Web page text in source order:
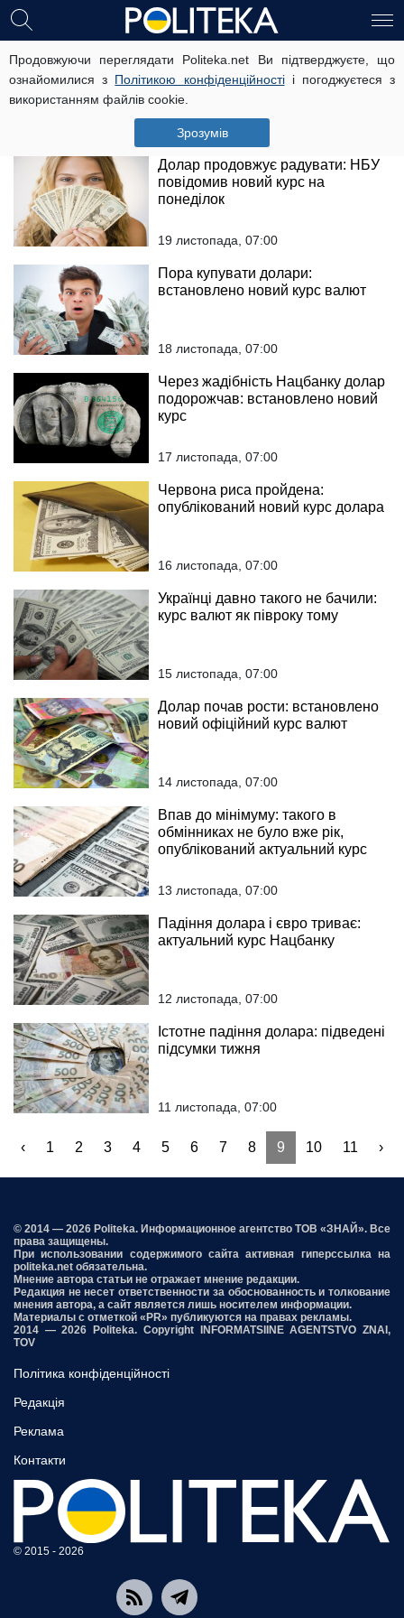
Продовжуючи переглядати Politeka.net Ви підтверджуєте, що
ознайомилися з Політикою конфіденційностіі погоджуєтеся з
використанням файлів cookie.
Зрозумів
Серйозне падіння долара:
встановлено новий курс
20 листопада, 07:00
Долар продовжує радувати: НБУ
повідомив новий курс на
понеділок
19 листопада, 07:00
Пора купувати долари:
встановлено новий курс валют
18 листопада, 07:00
Через жадібність Нацбанку долар
подорожчав: встановлено новий
курс
17 листопада, 07:00
Червона риса пройдена:
опублікований новий курс долара
16 листопада, 07:00
Українці давно такого не бачили:
курс валют як півроку тому
15 листопада, 07:00
Долар почав рости: встановлено
новий офіційний курс валют
14 листопада, 07:00
Впав до мінімуму: такого в
обмінниках не було вже рік,
опублікований актуальний курс
13 листопада, 07:00
Падіння долара і євро триває:
актуальний курс Нацбанку
12 листопада, 07:00
Істотне падіння долара: підведені
підсумки тижня
11 листопада, 07:00
‹ 1 2 3 4 5 6 7 8 9 10 11 ›
© 2014 — 2026 Politeka. Информационное агентство ТОВ «ЗНАЙ». Все
права защищены.
При использовании содержимого сайта активная гиперссылка на
politeka.net обязательна.
Мнение автора статьи не отражает мнение редакции.
Редакция не несет ответственности за обоснованность и толкование
мнения автора, а сайт является лишь носителем информации.
Материалы с отметкой «PR» публикуются на правах рекламы.
2014 — 2026 Politeka. Copyright INFORMATSIINE AGENTSTVO ZNAI,
TOV
Політика конфіденційності
Редакція
Реклама
Контакти
© 2015 - 2026